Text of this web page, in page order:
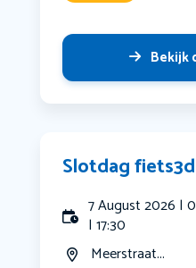
Bekijk
Slotdag
7 August 2026 |
| 17:30
Meerstraat...